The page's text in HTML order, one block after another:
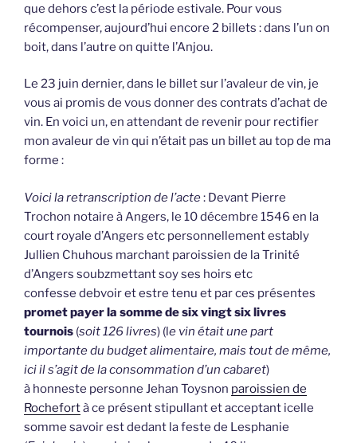
que dehors c’est la période estivale. Pour vous
récompenser, aujourd’hui encore 2 billets : dans l’un on
boit, dans l’autre on quitte l’Anjou.
Le 23 juin dernier, dans le billet sur l’avaleur de vin, je
vous ai promis de vous donner des contrats d’achat de
vin. En voici un, en attendant de revenir pour rectifier
mon avaleur de vin qui n’était pas un billet au top de ma
forme :
Voici la retranscription de l’acte: Devant Pierre
Trochon notaire à Angers, le 10 décembre 1546 en la
court royale d’Angers etc personnellement estably
Jullien Chuhous marchant paroissien de la Trinité
d’Angers soubzmettant soy ses hoirs etc
confesse debvoir et estre tenu et par ces présentes
promet payer la somme de six vingt six livres
tournois (soit 126 livres) (le vin était une part
importante du budget alimentaire, mais tout de même,
ici il s’agit de la consommation d’un cabaret)
à honneste personne Jehan Toysnon paroissien de
Rochefortà ce présent stipullant et acceptant icelle
somme savoir est dedant la feste de Lesphanie